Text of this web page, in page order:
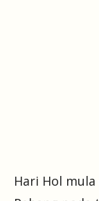
Hari Hol